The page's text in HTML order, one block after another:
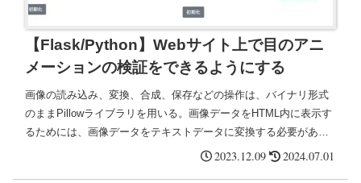
【Flask/Python】Webサイト上で目のアニ
メーションの検証をできるようにする
画像の読み込み、変換、合成、保存などの操作は、バイナリ形式
のままPillowライブラリを用いる。画像データをHTML内に表示す
るためには、画像データをテキストデータに変換する必要があ
り、そのためにBase64エンコードを使う。フロントエンド側で画
2023.12.09 2024.07.01